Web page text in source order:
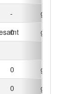
-
g
0
g
0
g
0
g